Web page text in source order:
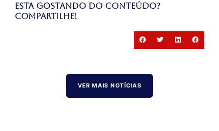
Esta gostando do conteúdo?
Compartilhe!
VER MAIS NOTÍCIAS